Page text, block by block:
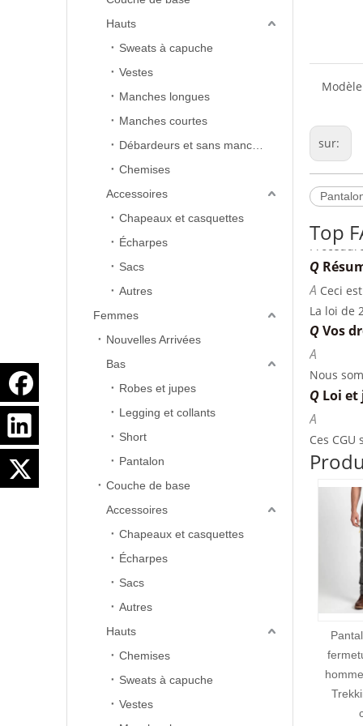
Hauts
Sweats à capuche
Vestes
Manches longues
Manches courtes
Chemises
Accessoires
Chapeaux et casquettes
Écharpes
Sacs
Autres
Femmes
Nouvelles Arrivées
Bas
Robes et jupes
Legging et collants
Short
Pantalon
Couche de base
Accessoires
Chapeaux et casquettes
Écharpes
Sacs
Autres
Hauts
Chemises
Sweats à capuche
Vestes
sur:
Top
Q
A
Si vous
satisfait
Une fois
lundi
Si votre
de
Si vous
service
équipe
Q
ACeci
La loi de
·
·
la plupart
QVos
A
Nous
voulons
les
Voir ci-
vos
QLoi et
A
Ces
pas
le faire
QNotre
A
où vous
Si vous
satisfait
Une
lundi
Si votre
de
Pantalon de sport à
hommes, pantalon de